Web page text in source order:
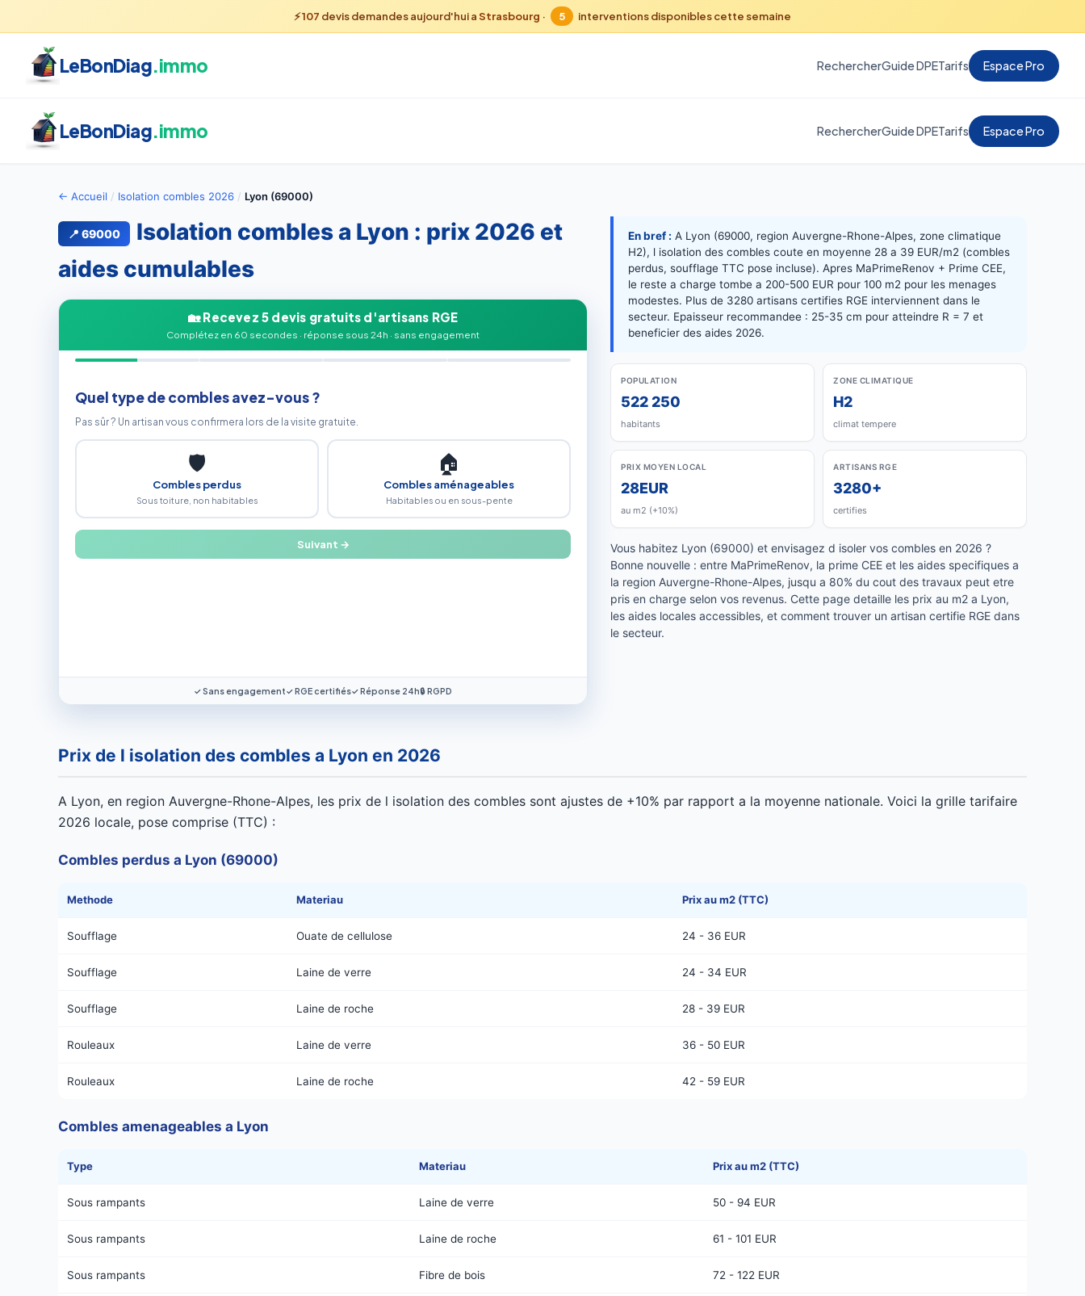
⚡107 devis demandes aujourd'hui aStrasbourg · 5 interventions disponibles cette semaine
LeBonDiag.immo RechercherGuide DPETarifs Espace Pro
LeBonDiag.immo RechercherGuide DPETarifs Espace Pro
← Accueil / Isolation combles 2026 / Lyon (69000)
📍 69000
Isolation combles a Lyon : prix 2026 et
aides cumulables
🏡 Recevez 5 devis gratuits d'artisans RGE
Complétez en 60 secondes · réponse sous 24h · sans engagement
Quel type de combles avez-vous ?
Pas sûr ? Un artisan vous confirmera lors de la visite gratuite.
🛡
Combles perdus
Sous toiture, non habitables
🏠
Combles aménageables
Habitables ou en sous-pente
Suivant →
✓ Sans engagement✓ RGE certifiés✓ Réponse 24h🔒 RGPD
En bref : A Lyon (69000, region Auvergne-Rhone-Alpes, zone climatique
H2), l isolation des combles coute en moyenne 28 a 39 EUR/m2 (combles
perdus, soufflage TTC pose incluse). Apres MaPrimeRenov + Prime CEE,
le reste a charge tombe a 200-500 EUR pour 100 m2 pour les menages
modestes. Plus de 3280 artisans certifies RGE interviennent dans le
secteur. Epaisseur recommandee : 25-35 cm pour atteindre R = 7 et
beneficier des aides 2026.
POPULATION
522 250
habitants
ZONE CLIMATIQUE
H2
climat tempere
PRIX MOYEN LOCAL
28EUR
au m2 (+10%)
ARTISANS RGE
3280+
certifies
Vous habitez Lyon (69000) et envisagez d isoler vos combles en 2026 ?
Bonne nouvelle : entre MaPrimeRenov, la prime CEE et les aides specifiques a
la region Auvergne-Rhone-Alpes, jusqu a 80% du cout des travaux peut etre
pris en charge selon vos revenus. Cette page detaille les prix au m2 a Lyon,
les aides locales accessibles, et comment trouver un artisan certifie RGE dans
le secteur.
Prix de l isolation des combles a Lyon en 2026
A Lyon, en region Auvergne-Rhone-Alpes, les prix de l isolation des combles sont ajustes de +10% par rapport a la moyenne nationale. Voici la grille tarifaire
2026 locale, pose comprise (TTC) :
Combles perdus a Lyon (69000)
Methode Materiau Prix au m2 (TTC)
Soufflage Ouate de cellulose 24 - 36 EUR
Soufflage Laine de verre 24 - 34 EUR
Soufflage Laine de roche 28 - 39 EUR
Rouleaux Laine de verre 36 - 50 EUR
Rouleaux Laine de roche 42 - 59 EUR
Combles amenageables a Lyon
Type Materiau Prix au m2 (TTC)
Sous rampants Laine de verre 50 - 94 EUR
Sous rampants Laine de roche 61 - 101 EUR
Sous rampants Fibre de bois 72 - 122 EUR